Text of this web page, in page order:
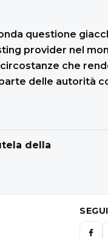
questione
provider nel
che
delle autorità
della